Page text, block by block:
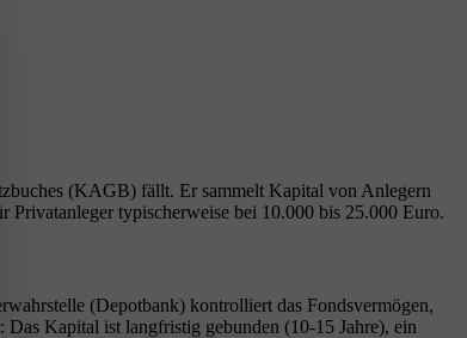
(KAGB) fällt. Er sammelt Kapital von Anlegern
typischerweise bei 10.000 bis 25.000 Euro.
(Depotbank) kontrolliert das Fondsvermögen,
Kapital ist langfristig gebunden (10-15 Jahre), ein